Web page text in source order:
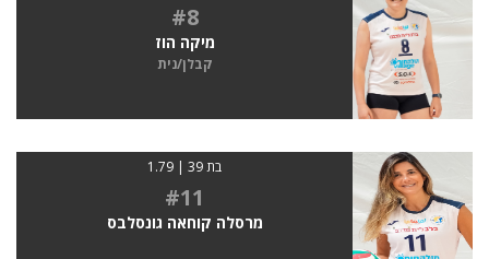
#8
מיקה הוז
קבלן/נית
בת 39 | 1.79
#11
מרסלה קוחאה גונסלבס